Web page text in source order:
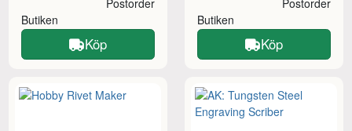
Butiken
Postorder
Köp
Butiken
Postorder
Köp